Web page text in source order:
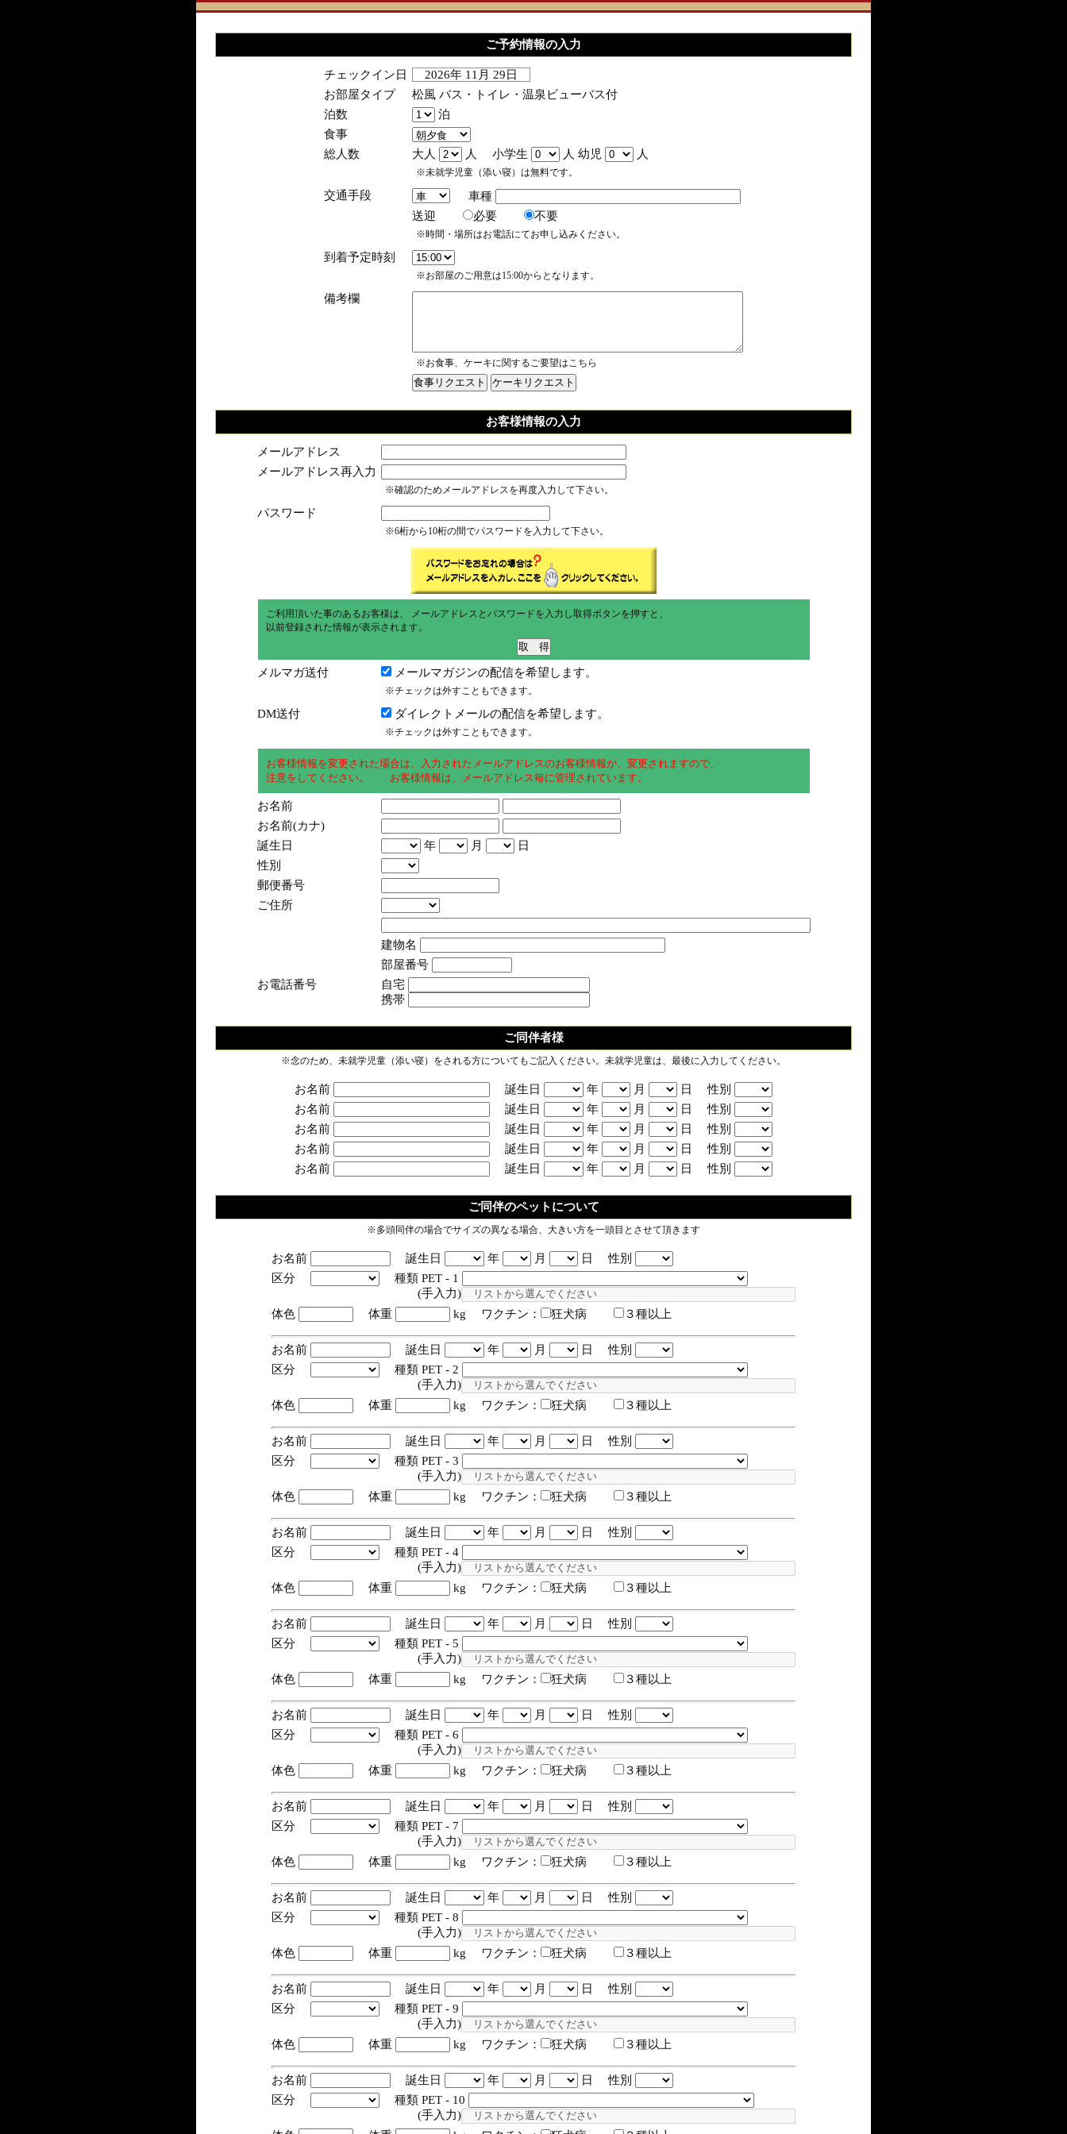
ご予約情報の入力
チェックイン日
2026年 11月 29日
お部屋タイプ
松風 バス・トイレ・温泉ビューバス付
泊数
泊
食事
総人数
大人 人 小学生 人 幼児 人
※未就学児童（添い寝）は無料です。
交通手段
車種
送迎
必要 不要
※時間・場所はお電話にてお申し込みください。
到着予定時刻
※お部屋のご用意は15:00からとなります。
備考欄
※お食事、ケーキに関するご要望はこちら
お客様情報の入力
メールアドレス
メールアドレス再入力
※確認のためメールアドレスを再度入力して下さい。
パスワード
※6桁から10桁の間でパスワードを入力して下さい。
ご利用頂いた事のあるお客様は、 メールアドレスとパスワードを入力し取得ボタンを押すと、
以前登録された情報が表示されます。
メルマガ送付 メールマガジンの配信を希望します。
※チェックは外すこともできます。
DM送付 ダイレクトメールの配信を希望します。
※チェックは外すこともできます。
お客様情報を変更された場合は、入力されたメールアドレスのお客様情報が、変更されますので、
注意をしてください。 お客様情報は、メールアドレス毎に管理されています。
お名前
お名前(カナ)
誕生日
年 月
日
性別
郵便番号
ご住所
建物名
部屋番号
お電話番号
自宅
携帯
ご同伴者様
※念のため、未就学児童（添い寝）をされる方についてもご記入ください。未就学児童は、最後に入力してください。
お名前 誕生日 年 月
日 性別
お名前
誕生日 年 月
日 性別
お名前
誕生日 年 月
日 性別
お名前
誕生日 年 月
日 性別
お名前
誕生日 年 月 日 性別
ご同伴のペットについて
※多頭同伴の場合でサイズの異なる場合、大きい方を一頭目とさせて頂きます
お名前 誕生日 年 月
日 性別
区分
種類 PET - 1
(手入力)
体色
体重 kg ワクチン： 狂犬病 ３種以上
お名前 誕生日 年 月
日 性別
区分
種類 PET - 2
(手入力)
体色
体重 kg ワクチン： 狂犬病 ３種以上
お名前 誕生日 年 月
日 性別
区分
種類 PET - 3
(手入力)
体色
体重 kg ワクチン： 狂犬病 ３種以上
お名前 誕生日 年 月
日 性別
区分
種類 PET - 4
(手入力)
体色
体重 kg ワクチン： 狂犬病 ３種以上
お名前 誕生日 年 月
日 性別
区分
種類 PET - 5
(手入力)
体色
体重 kg ワクチン： 狂犬病 ３種以上
お名前 誕生日 年 月
日 性別
区分
種類 PET - 6
(手入力)
体色
体重 kg ワクチン： 狂犬病 ３種以上
お名前 誕生日 年 月
日 性別
区分
種類 PET - 7
(手入力)
体色
体重 kg ワクチン： 狂犬病 ３種以上
お名前 誕生日 年 月
日 性別
区分
種類 PET - 8
(手入力)
体色
体重 kg ワクチン： 狂犬病 ３種以上
お名前 誕生日 年 月
日 性別
区分
種類 PET - 9
(手入力)
体色
体重 kg ワクチン： 狂犬病 ３種以上
お名前 誕生日 年 月
日 性別
区分
種類 PET - 10
(手入力)